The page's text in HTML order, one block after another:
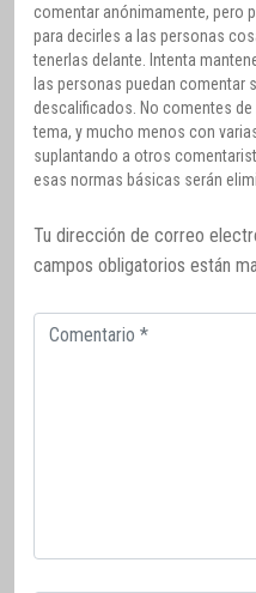
comentar anónimamente, pero
para decirles a las personas
tenerlas delante. Intenta
las personas puedan comentar
descalificados. No comentes
tema, y mucho menos con
suplantando a otros
esas normas básicas serán
Tu dirección de correo
campos obligatorios están
Comentario